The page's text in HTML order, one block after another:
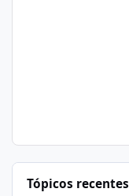
Tópicos recentes